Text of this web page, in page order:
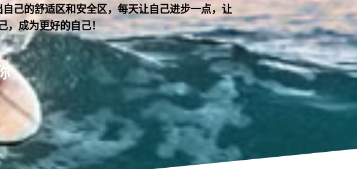
己的舒适区和安全区，每天让自己进步一点，让
，成为更好的自己！